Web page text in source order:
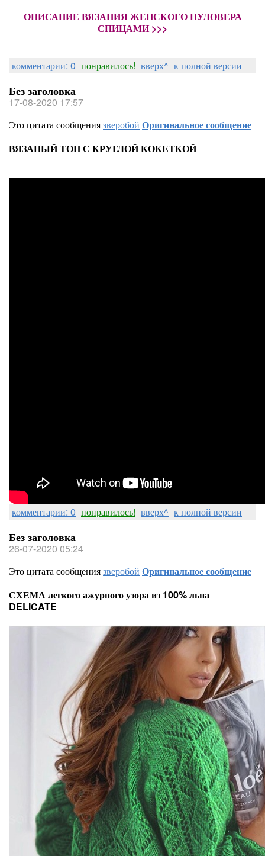
ОПИСАНИЕ ВЯЗАНИЯ ЖЕНСКОГО ПУЛОВЕРА
СПИЦАМИ >>>
комментарии: 0 понравилось! вверх^ к полной версии
Без заголовка
17-08-2020 17:57
Это цитата сообщениязверобой Оригинальное сообщение
ВЯЗАНЫЙ ТОП С КРУГЛОЙ КОКЕТКОЙ
комментарии: 0 понравилось! вверх^ к полной версии
Без заголовка
26-07-2020 05:24
Это цитата сообщениязверобой Оригинальное сообщение
СХЕМА легкого ажурного узора из 100% льна
DELICATE